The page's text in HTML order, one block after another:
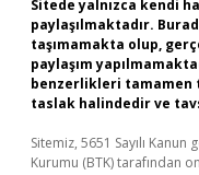
Sitede yalnızca kendi
paylaşılmaktadır.
taşımamakta olup,
paylaşım
benzerlikleri tamamen
taslak halindedir ve
Sitemiz, 5651 Sayılı
Kurumu (BTK) tarafından